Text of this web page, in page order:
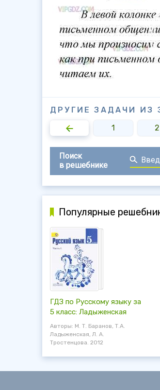
ДРУГИЕ ЗАДАЧИ ИЗ
1
2
Поиск
в решебнике
Популярные
ГДЗ по Русскому языку за
5 класс: Ладыженская
Авторы: М. Т. Баранов, Т.А.
Ладыженская, Л. А.
Тростенцова. 2012